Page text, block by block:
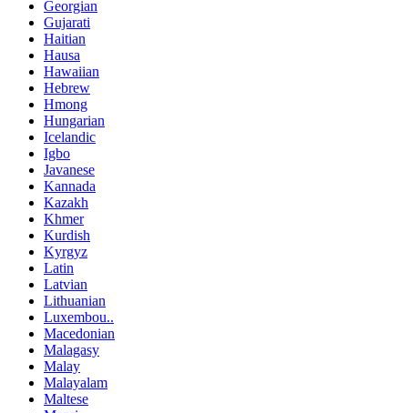
Georgian
Gujarati
Haitian
Hausa
Hawaiian
Hebrew
Hmong
Hungarian
Icelandic
Igbo
Javanese
Kannada
Kazakh
Khmer
Kurdish
Kyrgyz
Latin
Latvian
Lithuanian
Luxembou..
Macedonian
Malagasy
Malay
Malayalam
Maltese